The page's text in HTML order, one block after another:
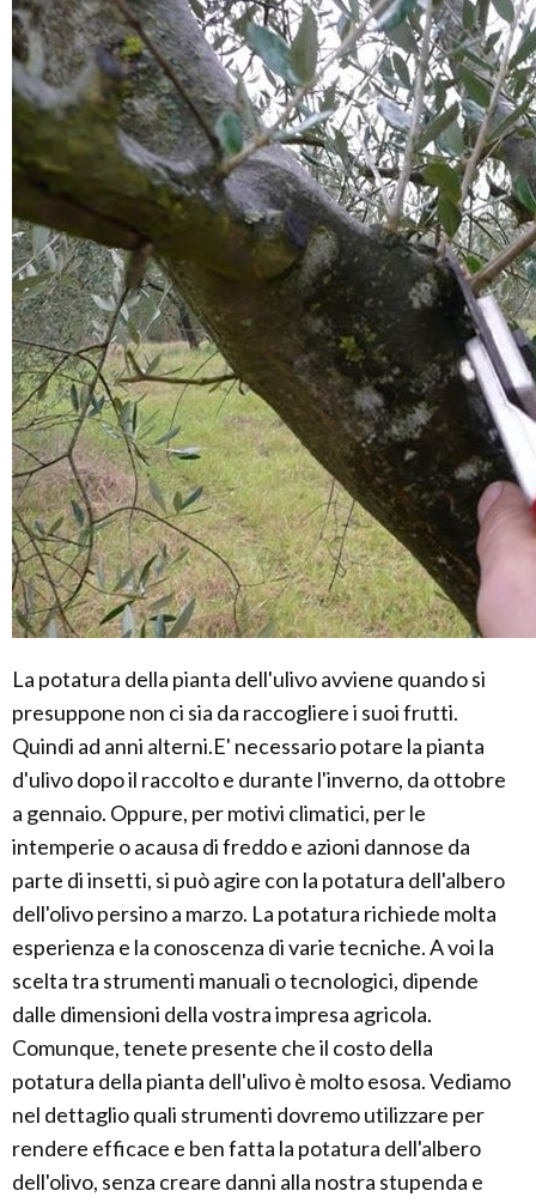
La potatura della pianta dell'ulivo avviene quando si
presuppone non ci sia da raccogliere i suoi frutti.
Quindi ad anni alterni.E' necessario potare la pianta
d'ulivo dopo il raccolto e durante l'inverno, da ottobre
a gennaio. Oppure, per motivi climatici, per le
intemperie o acausa di freddo e azioni dannose da
parte di insetti, si può agire con la potatura dell'albero
dell'olivo persino a marzo. La potatura richiede molta
esperienza e la conoscenza di varie tecniche. A voi la
scelta tra strumenti manuali o tecnologici, dipende
dalle dimensioni della vostra impresa agricola.
Comunque, tenete presente che il costo della
potatura della pianta dell'ulivo è molto esosa. Vediamo
nel dettaglio quali strumenti dovremo utilizzare per
rendere efficace e ben fatta la potatura dell'albero
dell'olivo, senza creare danni alla nostra stupenda e